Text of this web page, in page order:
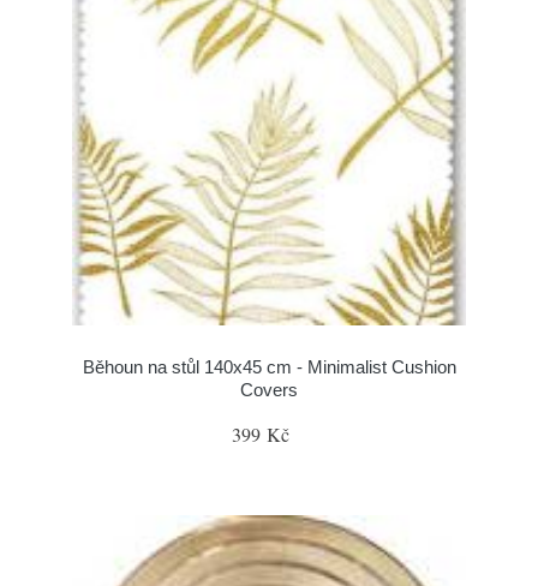
Běhoun na stůl 140x45 cm - Minimalist Cushion
Covers
399 Kč